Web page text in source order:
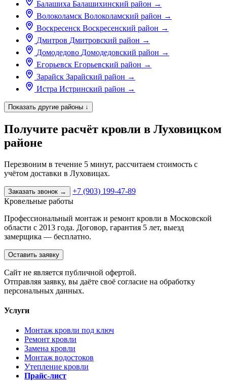
Балашиха Балашихинский район →
Волоколамск Волоколамский район →
Воскресенск Воскресенский район →
Дмитров Дмитровский район →
Домодедово Домодедовский район →
Егорьевск Егорьевский район →
Зарайск Зарайский район →
Истра Истринский район →
Показать другие районы ↓
Получите расчёт кровли в Луховицком
районе
Перезвоним в течение 5 минут, рассчитаем стоимость с
учётом доставки в Луховицах.
Заказать звонок →
+7 (903) 199-47-89
Кровельные работы
Профессиональный монтаж и ремонт кровли в Московской
области с 2013 года. Договор, гарантия 5 лет, выезд
замерщика — бесплатно.
Оставить заявку
Cайт не является публичной офертой.
Отправляя заявку, вы даёте своё согласие на обработку
персональных данных.
Услуги
Монтаж кровли под ключ
Ремонт кровли
Замена кровли
Монтаж водостоков
Утепление кровли
Прайс-лист